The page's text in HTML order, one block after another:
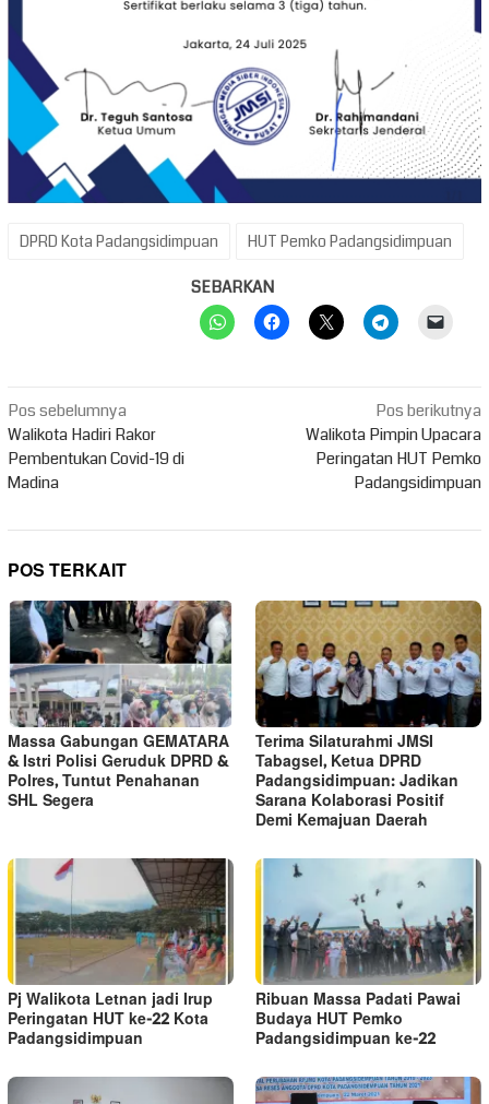
DPRD Kota Padangsidimpuan HUT Pemko Padangsidimpuan
SEBARKAN
Navigasi
pos
Pos sebelumnya
Walikota Hadiri Rakor
Pembentukan Covid-19 di
Madina
Pos berikutnya
Walikota Pimpin Upacara
Peringatan HUT Pemko
Padangsidimpuan
POS TERKAIT
Massa Gabungan GEMATARA
& Istri Polisi Geruduk DPRD &
Polres, Tuntut Penahanan
SHL Segera
Terima Silaturahmi JMSI
Tabagsel, Ketua DPRD
Padangsidimpuan: Jadikan
Sarana Kolaborasi Positif
Demi Kemajuan Daerah
Pj Walikota Letnan jadi Irup
Peringatan HUT ke-22 Kota
Padangsidimpuan
Ribuan Massa Padati Pawai
Budaya HUT Pemko
Padangsidimpuan ke-22